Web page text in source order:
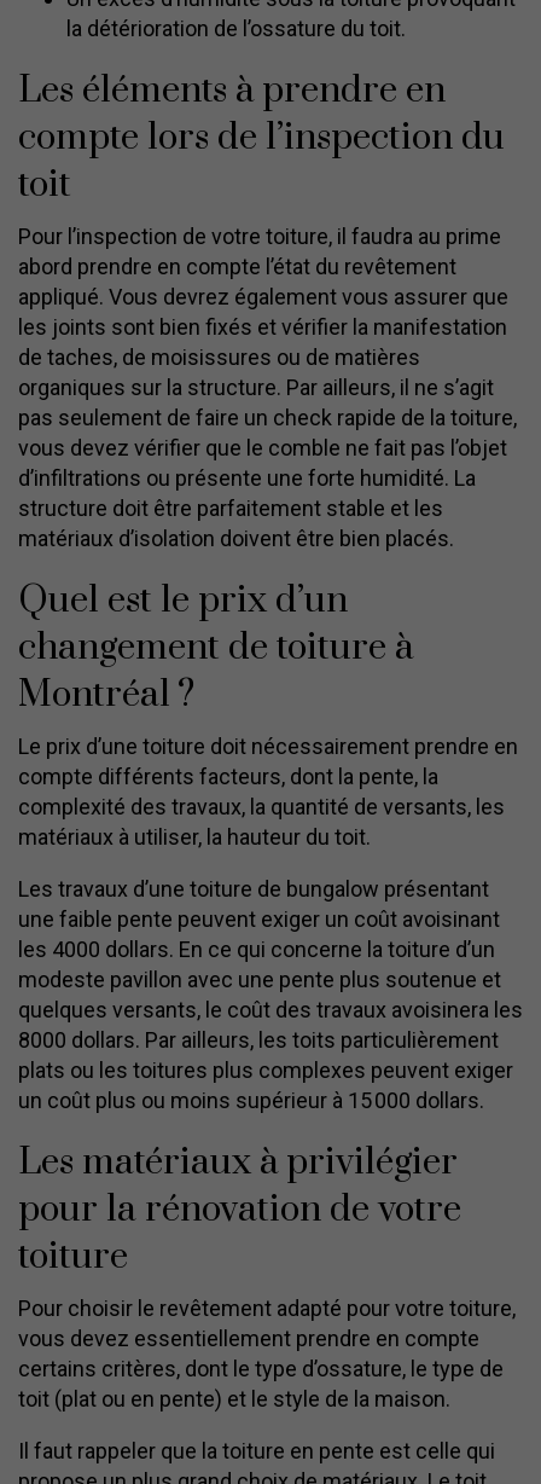
la détérioration de l’ossature du toit.
Les éléments à prendre en
compte lors de l’inspection du
toit
Pour l’inspection de votre toiture, il faudra au prime
abord prendre en compte l’état du revêtement
appliqué. Vous devrez également vous assurer que
les joints sont bien fixés et vérifier la manifestation
de taches, de moisissures ou de matières
organiques sur la structure. Par ailleurs, il ne s’agit
pas seulement de faire un check rapide de la toiture,
vous devez vérifier que le comble ne fait pas l’objet
d’infiltrations ou présente une forte humidité. La
structure doit être parfaitement stable et les
matériaux d’isolation doivent être bien placés.
Quel est le prix d’un
changement de toiture à
Montréal ?
Le prix d’une toiture doit nécessairement prendre en
compte différents facteurs, dont la pente, la
complexité des travaux, la quantité de versants, les
matériaux à utiliser, la hauteur du toit.
Les travaux d’une toiture de bungalow présentant
une faible pente peuvent exiger un coût avoisinant
les 4000 dollars. En ce qui concerne la toiture d’un
modeste pavillon avec une pente plus soutenue et
quelques versants, le coût des travaux avoisinera les
8000 dollars. Par ailleurs, les toits particulièrement
plats ou les toitures plus complexes peuvent exiger
un coût plus ou moins supérieur à 15 000 dollars.
Les matériaux à privilégier
pour la rénovation de votre
toiture
Pour choisir le revêtement adapté pour votre toiture,
vous devez essentiellement prendre en compte
certains critères, dont le type d’ossature, le type de
toit (plat ou en pente) et le style de la maison.
Il faut rappeler que la toiture en pente est celle qui